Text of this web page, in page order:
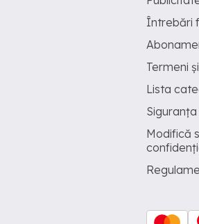
Întrebări
Termeni
Lista
Modifică